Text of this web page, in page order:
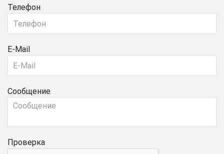
Телефон
E-Mail
Сообщение
Проверка